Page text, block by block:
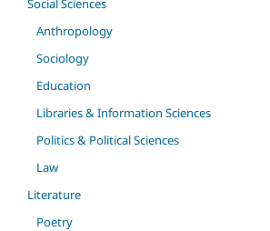
Social Sciences
Anthropology
Sociology
Education
Libraries & Information Sciences
Politics & Political Sciences
Law
Literature
Poetry